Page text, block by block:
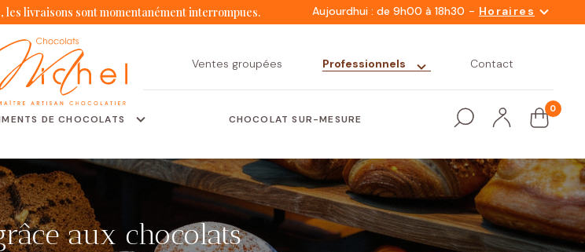
les livraisons sont momentanément interrompues. Aujourdhui : de 9h00 à 18h30 - Horaires
Ventes groupées Professionnels Contact
DE CHOCOLATS CHOCOLAT SUR-MESURE
0
aux chocolats